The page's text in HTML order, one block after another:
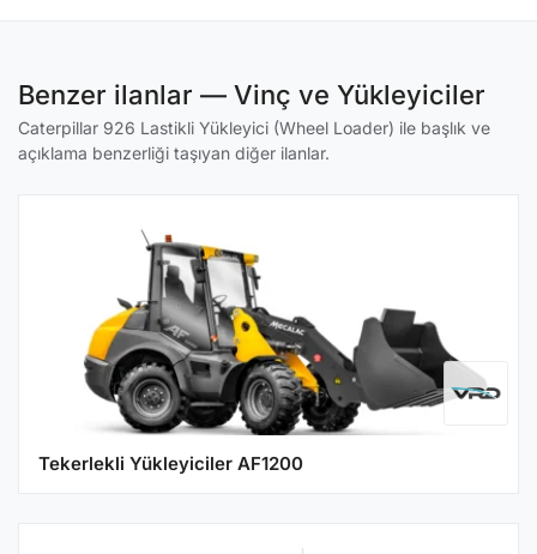
Benzer ilanlar — Vinç ve Yükleyiciler
Caterpillar 926 Lastikli Yükleyici (Wheel Loader) ile başlık ve
açıklama benzerliği taşıyan diğer ilanlar.
Tekerlekli Yükleyiciler AF1200